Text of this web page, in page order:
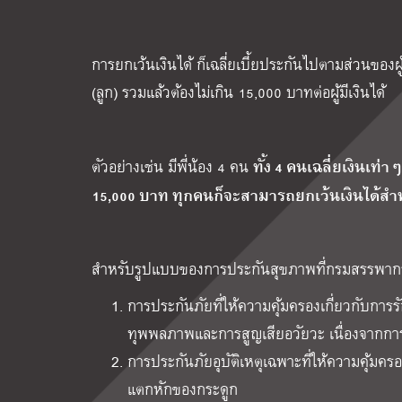
การยกเว้นเงินได้ ก็เฉลี่ยเบี้ยประกันไปตามส่วนขอ
(ลูก) รวมแล้วต้องไม่เกิน 15,000 บาทต่อผู้มีเงินได้
ตัวอย่างเช่น มีพี่น้อง 4 คนทั้ง 4 คนเฉลี่ยเงินเท่
15,000 บาท ทุกคนก็จะสามารถยกเว้นเงินได้
สำหรับรูปแบบของการประกันสุขภาพที่กรมสรรพา
การประกันภัยที่ให้ความคุ้มครองเกี่ยวกับการ
ทุพพลภาพและการสูญเสียอวัยวะ เนื่องจากก
การประกันภัยอุบัติเหตุเฉพาะที่ให้ความคุ้มค
แตกหักของกระดูก